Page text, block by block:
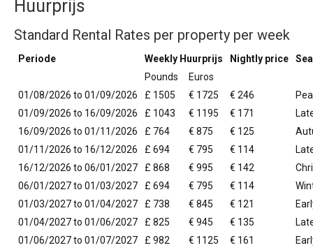
Huurprijs
Standard Rental Rates per property per week
Periode Weekly Huurprijs Nightly price
Pounds
Euros
01/08/2026 to 01/09/2026
£ 1505 € 1725 € 246
01/09/2026 to 16/09/2026
£ 1043 € 1195 € 171
16/09/2026 to 01/11/2026
£ 764 € 875 € 125
01/11/2026 to 16/12/2026
£ 694 € 795 € 114
16/12/2026 to 06/01/2027
£ 868 € 995 € 142
06/01/2027 to 01/03/2027
£ 694 € 795 € 114
01/03/2027 to 01/04/2027
£ 738 € 845 € 121
01/04/2027 to 01/06/2027
£ 825 € 945 € 135
01/06/2027 to 01/07/2027
£ 982 € 1125 € 161